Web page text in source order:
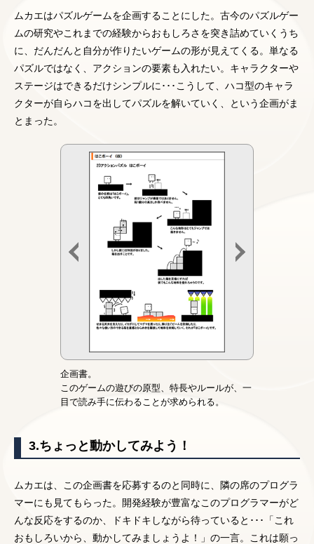
ムカエはパズルゲームを企画することにした。古今のパズルゲー
ムの研究やこれまでの経験からおもしろさを突き詰めていくうち
に、だんだんと自分が作りたいゲームの形が見えてくる。単なる
パズルではなく、アクションの要素も入れたい。キャラクターや
ステージはできるだけシンプルに･･･こうして、ハコ型のキャラ
クターが自らハコを出してパズルを解いていく、という企画がま
とまった。
企画書。
このゲームの遊びの原型、特長やルールが、一
目で読み手に伝わることが求められる。
3.ちょっと動かしてみよう！
ムカエは、この企画書を応募するのと同時に、隣の席のプログラ
マーにも見てもらった。開発経験が豊富なこのプログラマーがど
んな反応をするのか、ドキドキしながら待っていると･･･「これ
おもしろいから、動かしてみましょうよ！」の一言。これは願っ